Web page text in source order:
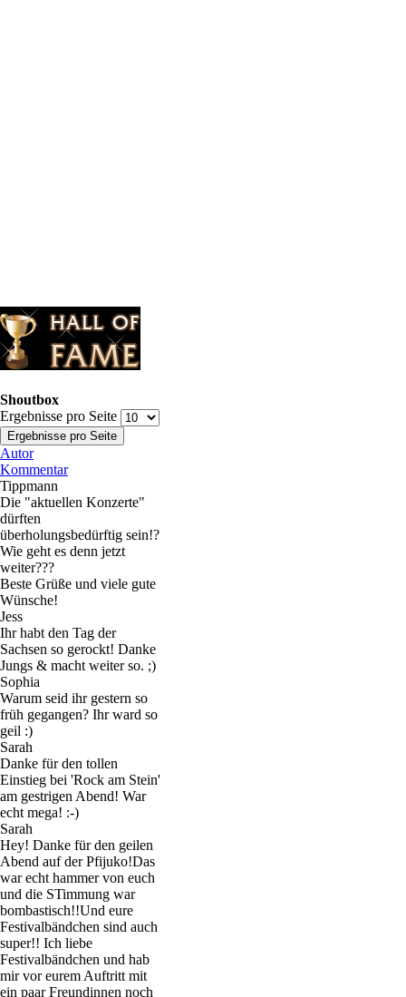
Shoutbox
Ergebnisse pro Seite
Autor
Kommentar
Tippmann
Die "aktuellen Konzerte"
dürften
überholungsbedürftig sein!?
Wie geht es denn jetzt
weiter???
Beste Grüße und viele gute
Wünsche!
Jess
Ihr habt den Tag der
Sachsen so gerockt! Danke
Jungs & macht weiter so. ;)
Sophia
Warum seid ihr gestern so
früh gegangen? Ihr ward so
geil :)
Sarah
Danke für den tollen
Einstieg bei 'Rock am Stein'
am gestrigen Abend! War
echt mega! :-)
Sarah
Hey! Danke für den geilen
Abend auf der Pfijuko!Das
war echt hammer von euch
und die STimmung war
bombastisch!!Und eure
Festivalbändchen sind auch
super!! Ich liebe
Festivalbändchen und hab
mir vor eurem Auftritt mit
ein paar Freundinnen noch